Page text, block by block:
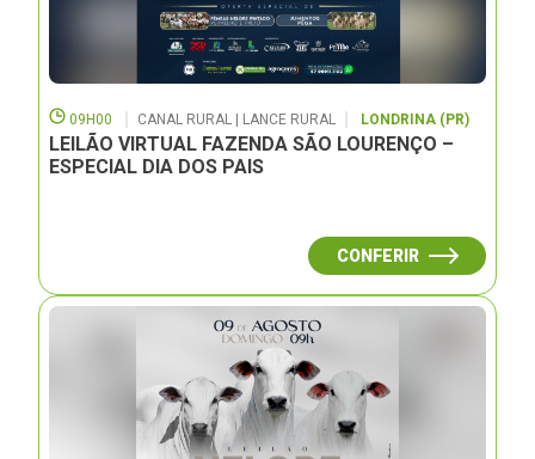
09H00 CANAL RURAL | LANCE RURAL LONDRINA (PR)
LEILÃO VIRTUAL FAZENDA SÃO LOURENÇO –
ESPECIAL DIA DOS PAIS
CONFERIR